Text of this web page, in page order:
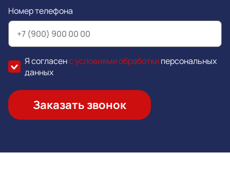
Номер телефона
Я согласенс условиями обработки персональных
данных
Заказать звонок